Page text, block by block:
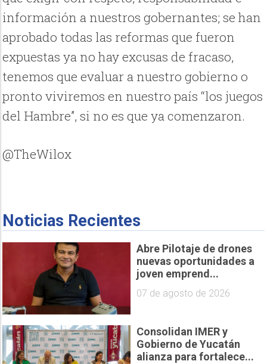
información a nuestros gobernantes; se han
aprobado todas las reformas que fueron
expuestas ya no hay excusas de fracaso,
tenemos que evaluar a nuestro gobierno o
pronto viviremos en nuestro país “los juegos
del Hambre”, si no es que ya comenzaron.
@TheWilox
Noticias Recientes
Abre Pilotaje de drones
nuevas oportunidades a
joven emprend...
07 de agosto de 2026
Consolidan IMER y
Gobierno de Yucatán
alianza para fortalece...